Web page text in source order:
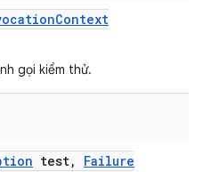
Context
gọi kiểm thử.
test,
Failure